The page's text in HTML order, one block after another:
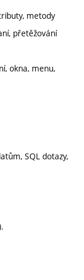
metody
přetěžování
okna, menu,
SQL dotazy,